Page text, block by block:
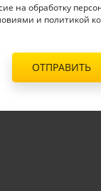
на обработку
и политикой
ОТПРАВИТЬ